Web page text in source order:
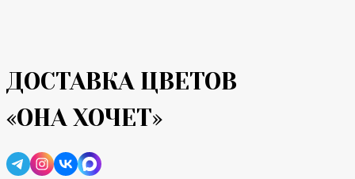
ДОСТАВКА ЦВЕТОВ
«ОНА ХОЧЕТ»